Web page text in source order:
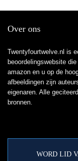
Over ons
Twentyfourtwelve.nl is
beoordelingswebsite
amazon en u op de
afbeeldingen zijn
eigenaren. Alle
bronnen.
WORD LID